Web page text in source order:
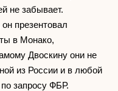
не забывает.
презентовал
в Монако,
Двоскину они не
из России и в любой
запросу ФБР.